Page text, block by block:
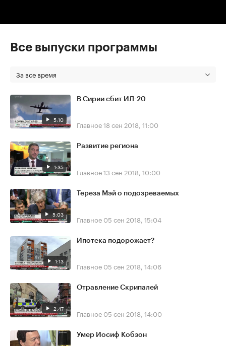
Все выпуски программы
За все время
5:10
В Сирии сбит ИЛ-20
Главное18 сен 2018, 11:00
1:35
Развитие региона
Главное13 сен 2018, 10:00
5:03
Тереза Мэй о подозреваемых
Главное 05 сен 2018, 15:04
1:13
Ипотека подорожает?
Главное 05 сен 2018, 14:06
2:47
Отравление Скрипалей
Главное 05 сен 2018, 14:00
Умер Иосиф Кобзон